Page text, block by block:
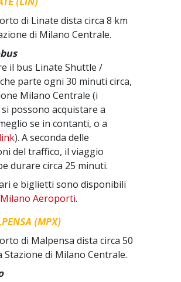
di Linate dista circa 8 km
di Milano Centrale.
il bus Linate Shuttle /
parte ogni 30 minuti circa,
Milano Centrale (i
possono acquistare a
se in contanti, o a
). A seconda delle
del traffico, il viaggio
durare circa 25 minuti.
e biglietti sono disponibili
Aeroporti.
(MPX)
di Malpensa dista circa 50
Stazione di Milano Centrale.